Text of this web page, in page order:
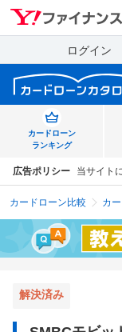
ログイン
カードローン
ランキング
広告ポリシー 当サイト
カードローン比較 カ
解決済み